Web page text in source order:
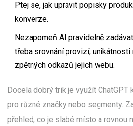
Ptej se, jak upravit popisky
konverze.
Nezapomeň AI pravidelně
třeba srovnání provizí,
zpětných odkazů jejich webu.
Docela dobrý trik je využít ChatGPT
pro různé značky nebo segmenty.
přehled, co je slabé místo a rovnou